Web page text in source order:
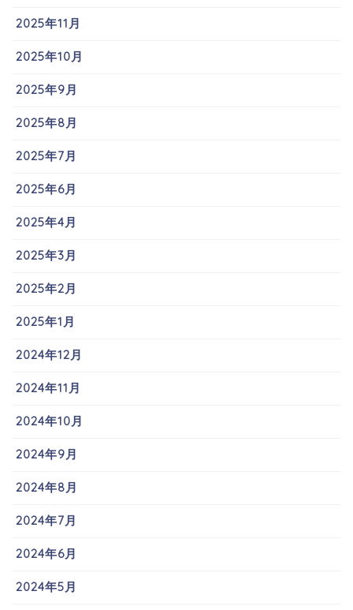
2025年11月
2025年10月
2025年9月
2025年8月
2025年7月
2025年6月
2025年4月
2025年3月
2025年2月
2025年1月
2024年12月
2024年11月
2024年10月
2024年9月
2024年8月
2024年7月
2024年6月
2024年5月